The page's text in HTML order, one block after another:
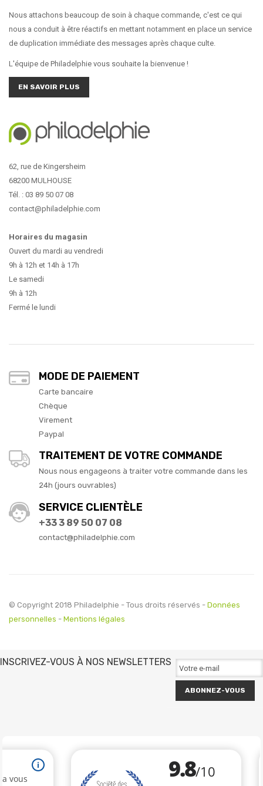
Nous attachons beaucoup de soin à chaque commande, c'est ce qui
nous a conduit à être réactifs en mettant notamment en place un service
de duplication immédiate des messages après chaque culte.
L'équipe de Philadelphie vous souhaite la bienvenue !
EN SAVOIR PLUS
62, rue de Kingersheim
68200 MULHOUSE
Tél. : 03 89 50 07 08
contact@philadelphie.com
Horaires du magasin
Ouvert du mardi au vendredi
9h à 12h et 14h à 17h
Le samedi
9h à 12h
Fermé le lundi
MODE DE PAIEMENT
Carte bancaire
Chèque
Virement
Paypal
TRAITEMENT DE VOTRE COMMANDE
Nous nous engageons à traiter votre commande dans les
24h (jours ouvrables)
SERVICE CLIENTÈLE
+33 3 89 50 07 08
contact@philadelphie.com
© Copyright 2018 Philadelphie - Tous droits réservés - Données
personnelles - Mentions légales
INSCRIVEZ-VOUS À NOS NEWSLETTERS
ABONNEZ-VOUS